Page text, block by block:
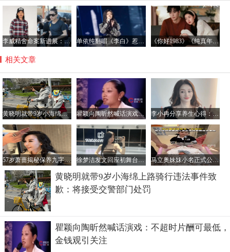
李威精舍命案新进展：受害人家属达成和解 盼法院从轻判决 单依纯翻唱《李白》惹争议，律师：若故意侵权将面临惩罚性赔偿 《你好1983》《纯真年代的爱情》引领偶像剧怀旧新风尚
相关文章
黄晓明就带9岁小海绵上路骑行违法事件致歉：将接受交警部门处罚 瞿颖向陶昕然喊话演戏：不超时片酬可最低，金钱观引关注 李小冉分享养生心得：放下执念，拥抱生活中的美好
57岁萧蔷揭秘保养九字真言：洞察问题、寻策应对、圆满解决 徐梦洁发文回应初舞台争议：直面短板全力突破舒适圈 马立奥妹妹小名正式公布：小喜悦承载全家幸福期待
黄晓明就带9岁小海绵上路骑行违法事件致
歉：将接受交警部门处罚
瞿颖向陶昕然喊话演戏：不超时片酬可最低，
金钱观引关注